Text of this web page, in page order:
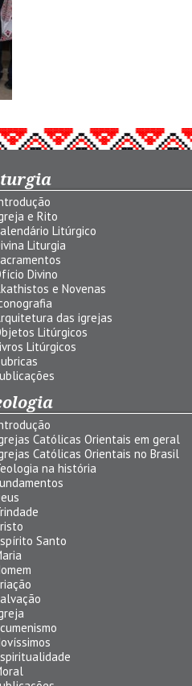
e Rito
Litúrgico
Liturgia
Divino
e Novenas
das igrejas
Litúrgicos
Litúrgicos
Católicas Orientais em geral
Católicas Orientais no Brasil
na história
Santo